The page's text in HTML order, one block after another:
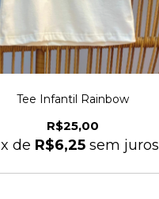
Tee Infantil Rainbow
R$25,00
x de R$6,25 sem juros